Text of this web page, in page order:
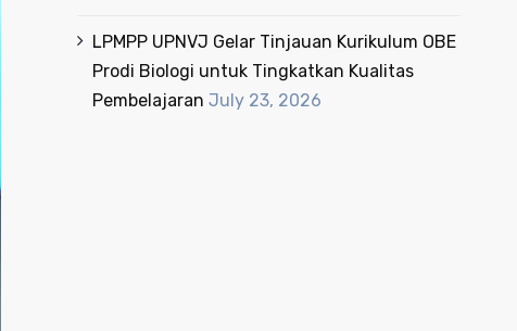
LPMPP UPNVJ Gelar Tinjauan Kurikulum OBE
Prodi Biologi untuk Tingkatkan Kualitas
Pembelajaran July 23, 2026